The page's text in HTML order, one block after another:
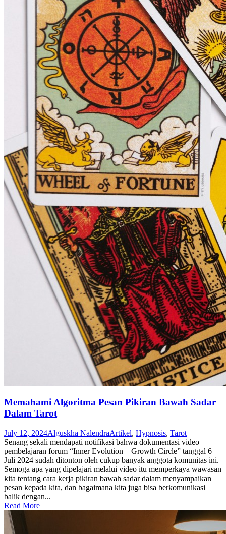
Memahami Algoritma Pesan Pikiran Bawah Sadar
Dalam Tarot
July 12, 2024Alguskha NalendraArtikel, Hypnosis, Tarot
Senang sekali mendapati notifikasi bahwa dokumentasi video
pembelajaran forum “Inner Evolution – Growth Circle” tanggal 6
Juli 2024 sudah ditonton oleh cukup banyak anggota komunitas ini.
Semoga apa yang dipelajari melalui video itu memperkaya wawasan
kita tentang cara kerja pikiran bawah sadar dalam menyampaikan
pesan kepada kita, dan bagaimana kita juga bisa berkomunikasi
balik dengan...
Read More